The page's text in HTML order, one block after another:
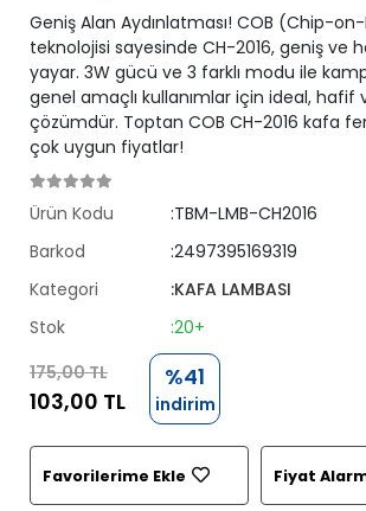
Geniş Alan Aydınlatması! COB (Chip-on-
teknolojisi sayesinde CH-2016, geniş ve
yayar. 3W gücü ve 3 farklı modu ile kamp,
genel amaçlı kullanımlar için ideal, hafif
çözümdür. Toptan COB CH-2016 kafa
çok uygun fiyatlar!
Ürün Kodu
:TBM-LMB-CH2016
Barkod
:2497395169319
Kategori
:KAFA LAMBASI
Stok
:20+
175,00 TL
103,00 TL
%41
indirim
Favorilerime Ekle Fiyat